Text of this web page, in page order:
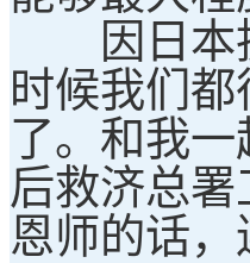
因日本投
时候我们
了。和我
后救济总
恩师的话